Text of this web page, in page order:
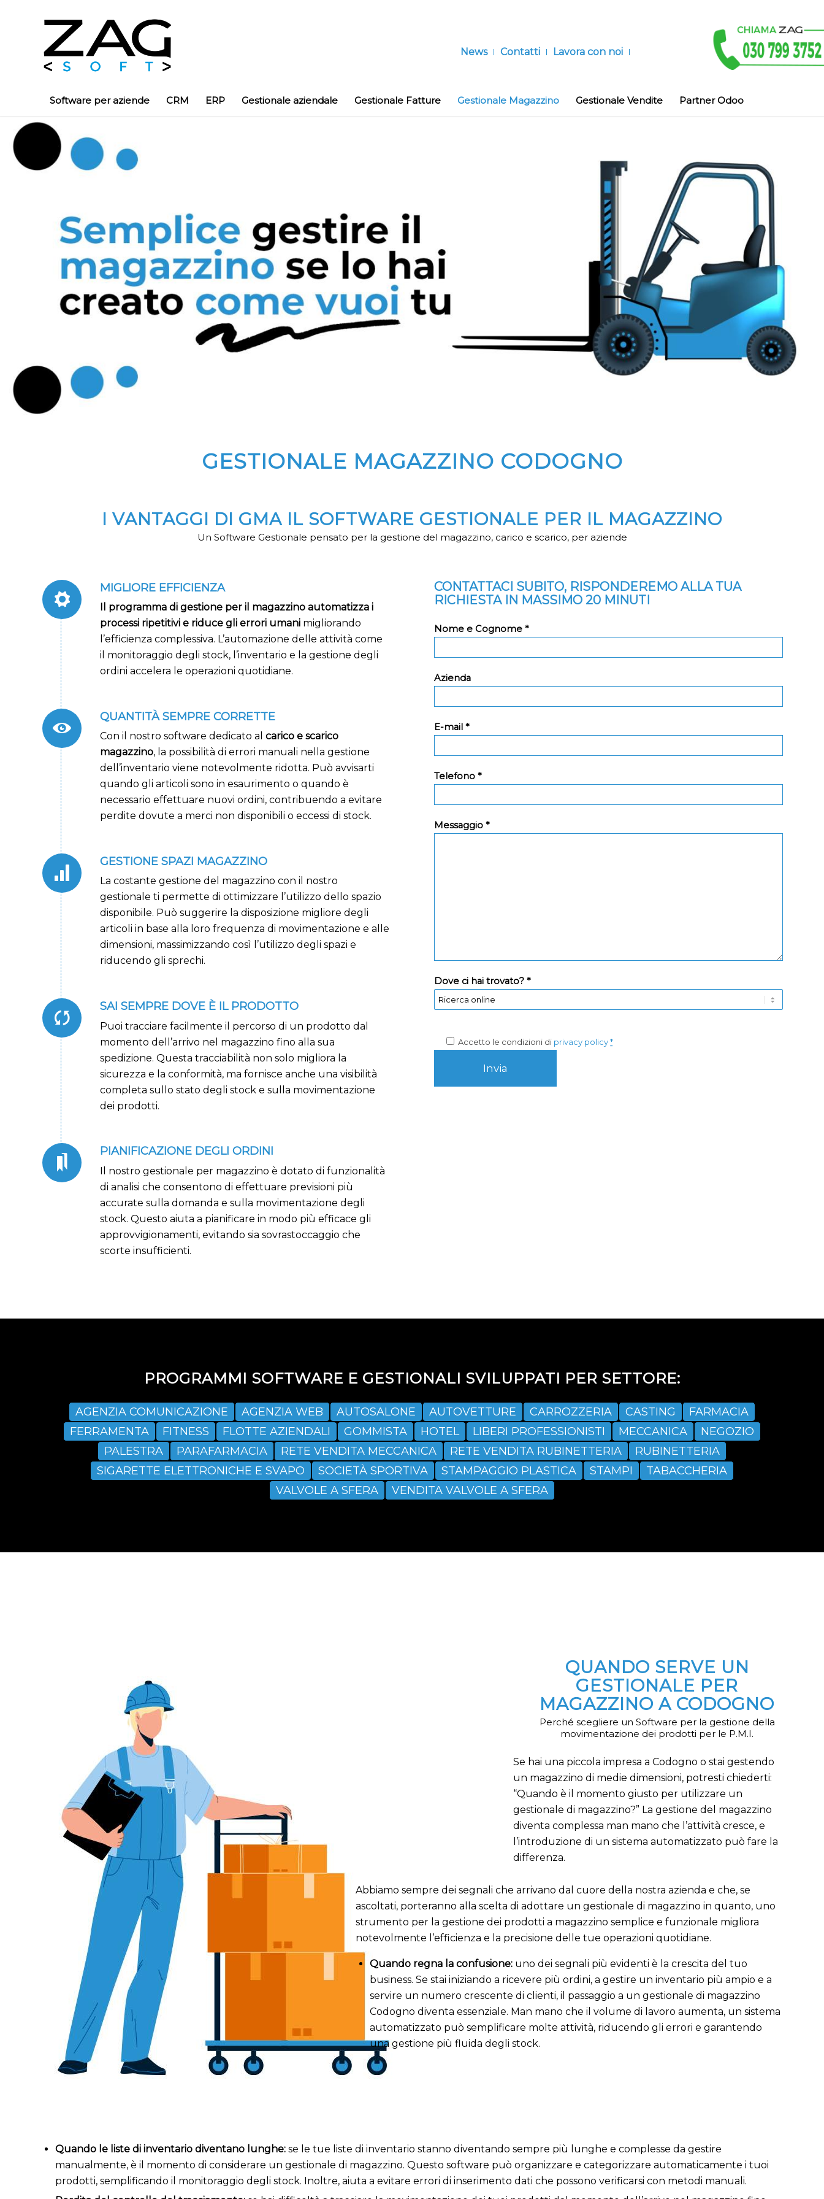
News Contatti Lavora con noi
Software per aziende CRM ERP Gestionale aziendale Gestionale Fatture Gestionale Magazzino Gestionale Vendite Partner Odoo
GESTIONALE MAGAZZINO CODOGNO
I VANTAGGI DI GMA IL SOFTWARE GESTIONALE PER IL MAGAZZINO
Un Software Gestionale pensato per la gestione del magazzino, carico e scarico, per aziende
MIGLIORE EFFICIENZA
Il programma di gestione per il magazzino automatizza i
processi ripetitivi e riduce gli errori umani migliorando
l’efficienza complessiva. L’automazione delle attività come
il monitoraggio degli stock, l’inventario e la gestione degli
ordini accelera le operazioni quotidiane.
QUANTITÀ SEMPRE CORRETTE
Con il nostro software dedicato al carico e scarico
magazzino, la possibilità di errori manuali nella gestione
dell’inventario viene notevolmente ridotta. Può avvisarti
quando gli articoli sono in esaurimento o quando è
necessario effettuare nuovi ordini, contribuendo a evitare
perdite dovute a merci non disponibili o eccessi di stock.
GESTIONE SPAZI MAGAZZINO
La costante gestione del magazzino con il nostro
gestionale ti permette di ottimizzare l’utilizzo dello spazio
disponibile. Può suggerire la disposizione migliore degli
articoli in base alla loro frequenza di movimentazione e alle
dimensioni, massimizzando così l’utilizzo degli spazi e
riducendo gli sprechi.
SAI SEMPRE DOVE È IL PRODOTTO
Puoi tracciare facilmente il percorso di un prodotto dal
momento dell’arrivo nel magazzino fino alla sua
spedizione. Questa tracciabilità non solo migliora la
sicurezza e la conformità, ma fornisce anche una visibilità
completa sullo stato degli stock e sulla movimentazione
dei prodotti.
PIANIFICAZIONE DEGLI ORDINI
Il nostro gestionale per magazzino è dotato di funzionalità
di analisi che consentono di effettuare previsioni più
accurate sulla domanda e sulla movimentazione degli
stock. Questo aiuta a pianificare in modo più efficace gli
approvvigionamenti, evitando sia sovrastoccaggio che
scorte insufficienti.
CONTATTACI SUBITO, RISPONDEREMO ALLA TUA
RICHIESTA IN MASSIMO 20 MINUTI
Nome e Cognome *
Azienda
E-mail *
Telefono *
Messaggio *
Dove ci hai trovato? *
Accetto le condizioni di privacy policy *
PROGRAMMI SOFTWARE E GESTIONALI SVILUPPATI PER SETTORE:
AGENZIA COMUNICAZIONE AGENZIA WEB AUTOSALONE AUTOVETTURE CARROZZERIA CASTING
FARMACIA
FERRAMENTA
FITNESS FLOTTE AZIENDALI GOMMISTA HOTEL LIBERI PROFESSIONISTI MECCANICA
NEGOZIO
PALESTRA
PARAFARMACIA RETE VENDITA MECCANICA RETE VENDITA RUBINETTERIA
RUBINETTERIA
SIGARETTE ELETTRONICHE E SVAPO
SOCIETÀ SPORTIVA STAMPAGGIO PLASTICA STAMPI
TABACCHERIA
VALVOLE A SFERA
VENDITA VALVOLE A SFERA
QUANDO SERVE UN
GESTIONALE PER
MAGAZZINO A CODOGNO
Perché scegliere un Software per la gestione della
movimentazione dei prodotti per le P.M.I.
Se hai una piccola impresa a Codogno o stai gestendo
un magazzino di medie dimensioni, potresti chiederti:
“Quando è il momento giusto per utilizzare un
gestionale di magazzino?” La gestione del magazzino
diventa complessa man mano che l’attività cresce, e
l’introduzione di un sistema automatizzato può fare la
differenza.
Abbiamo sempre dei segnali che arrivano dal cuore della nostra azienda e che, se
ascoltati, porteranno alla scelta di adottare un gestionale di magazzino in quanto, uno
strumento per la gestione dei prodotti a magazzino semplice e funzionale migliora
notevolmente l’efficienza e la precisione delle tue operazioni quotidiane.
Quando regna la confusione: uno dei segnali più evidenti è la crescita del tuo
business. Se stai iniziando a ricevere più ordini, a gestire un inventario più ampio e a
servire un numero crescente di clienti, il passaggio a un gestionale di magazzino
Codogno diventa essenziale. Man mano che il volume di lavoro aumenta, un sistema
automatizzato può semplificare molte attività, riducendo gli errori e garantendo
una gestione più fluida degli stock.
Quando le liste di inventario diventano lunghe: se le tue liste di inventario stanno diventando sempre più lunghe e complesse da gestire
manualmente, è il momento di considerare un gestionale di magazzino. Questo software può organizzare e categorizzare automaticamente i tuoi
prodotti, semplificando il monitoraggio degli stock. Inoltre, aiuta a evitare errori di inserimento dati che possono verificarsi con metodi manuali.